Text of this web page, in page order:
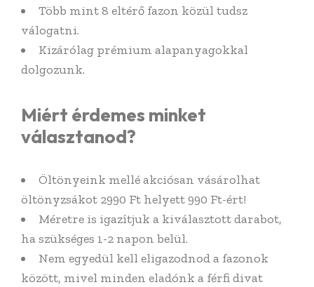
Több mint 8 eltérő fazon közül tudsz
válogatni.
Kizárólag prémium alapanyagokkal
dolgozunk.
Miért érdemes minket
választanod?
Öltönyeink mellé akciósan vásárolhat
öltönyzsákot 2990 Ft helyett 990 Ft-ért!
Méretre is igazítjuk a kiválasztott darabot,
ha szükséges 1-2 napon belül.
Nem egyedül kell eligazodnod a fazonok
között, mivel minden eladónk a férfi divat